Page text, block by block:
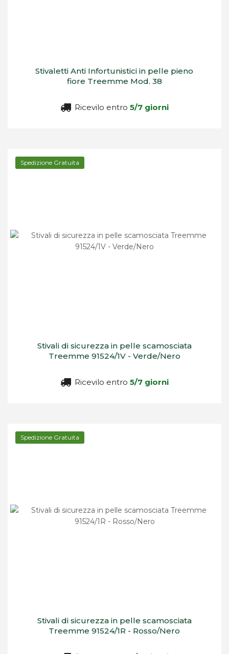
Stivaletti Anti Infortunistici in pelle pieno
fiore Treemme Mod. 38
Ricevilo entro 5/7 giorni
Spedizione Gratuita
Stivali di sicurezza in pelle scamosciata
Treemme 91524/1V - Verde/Nero
Ricevilo entro 5/7 giorni
Spedizione Gratuita
Stivali di sicurezza in pelle scamosciata
Treemme 91524/1R - Rosso/Nero